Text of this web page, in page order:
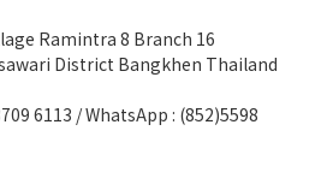
Ramintra 8 Branch 16
District Bangkhen Thailand
6113 / WhatsApp : (852)5598